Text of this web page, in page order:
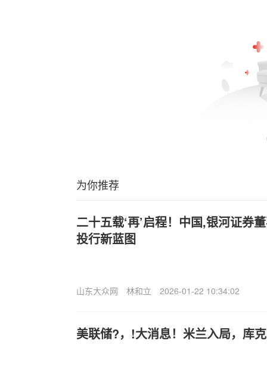
为你推荐
二十五载‘再’启程！中国,银河证券
投行新蓝图
山东大众网 林和立 2026-01-22 10:34:02
美联储?，!大消息！米兰入局，库